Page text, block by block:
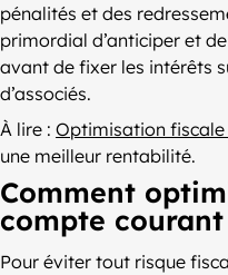
pénalités et des
primordial d’anticiper et
avant de fixer les intérêts
d’associés.
À lire : Optimisation
une meilleur rentabilité.
Comment
compte courant
Pour éviter tout risque